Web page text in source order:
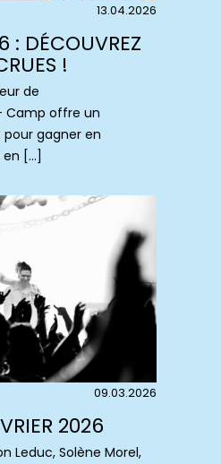
13.04.2026
: DÉCOUVREZ
!
de
Camp offre un
gagner en
[…]
09.03.2026
2026
Leduc, Solène Morel,